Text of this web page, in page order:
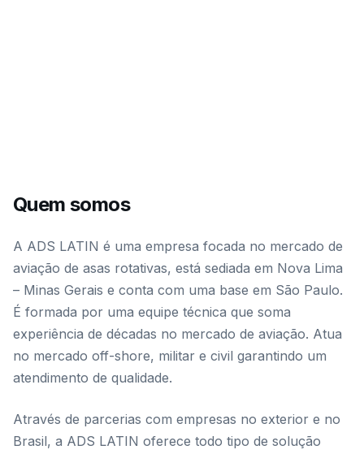
Quem somos
A ADS LATIN é uma empresa focada no mercado de
aviação de asas rotativas, está sediada em Nova Lima
– Minas Gerais e conta com uma base em São Paulo.
É formada por uma equipe técnica que soma
experiência de décadas no mercado de aviação. Atua
no mercado off-shore, militar e civil garantindo um
atendimento de qualidade.
Através de parcerias com empresas no exterior e no
Brasil, a ADS LATIN oferece todo tipo de solução